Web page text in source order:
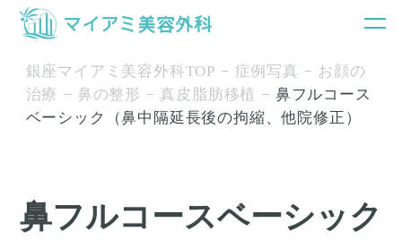
銀座マイアミ美容外科TOP 症例写真
お顔の
治療
鼻の整形 真皮脂肪移植
鼻フルコース
ベーシック（鼻中隔延長後の拘縮、他院修正）
鼻フルコースベーシック